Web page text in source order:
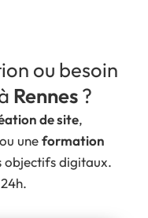
ou besoin
Rennes?
de site,
ou uneformation
objectifs digitaux.